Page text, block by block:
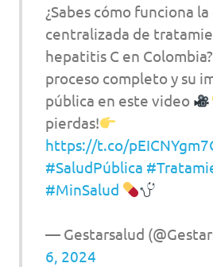
¿Sabes cómo funciona
centralizada de
hepatitis C en Colombia?
proceso completo y su
pública en este video
pierdas!
https://t.co/
#SaludPública
#MinSalud
— Gestarsalud
6, 2024